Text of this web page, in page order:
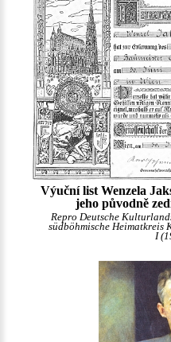
Výuční list Wenzela
jeho původně
Repro Deutsche
südböhmische Heimatkreis
I